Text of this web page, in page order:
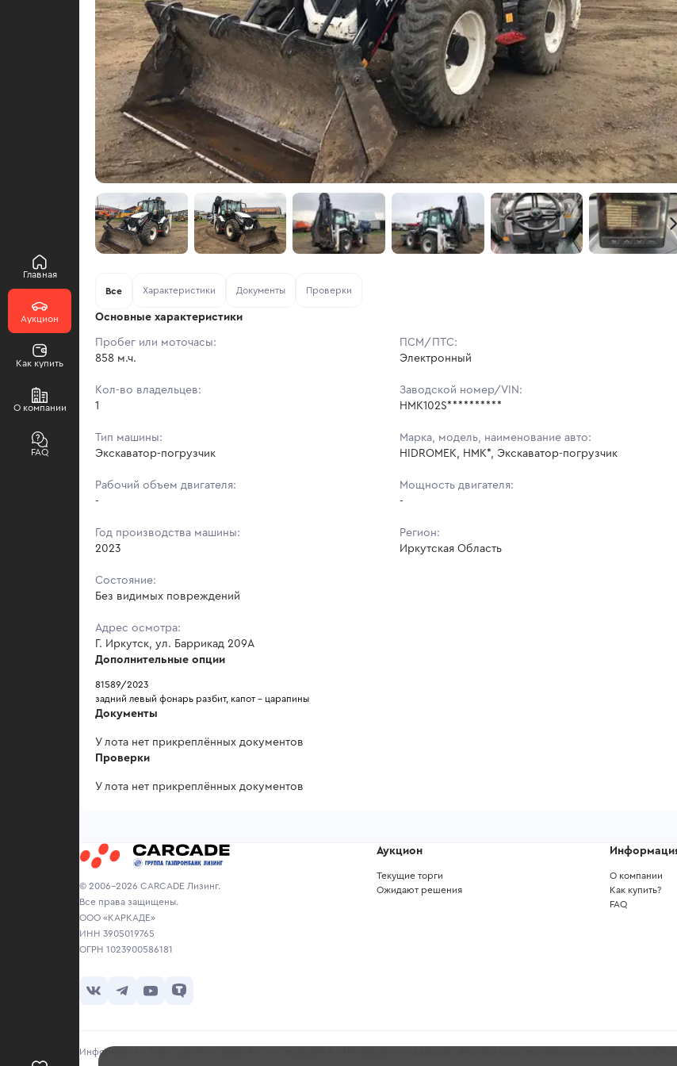
Главная
Аукцион
Как купить
О компании
FAQ
Все Характеристики Документы Проверки
Основные характеристики
Пробег или моточасы:
858 м.ч.
ПСМ/ПТС:
Электронный
Кол-во владельцев:
1
Заводской номер/VIN:
HMK102S**********
Тип машины:
Экскаватор-погрузчик
Марка, модель, наименование авто:
HIDROMEK, HMK*, Экскаватор-погрузчик
Рабочий объем двигателя:
-
Мощность двигателя:
-
Год производства машины:
2023
Регион:
Иркутская Область
Состояние:
Без видимых повреждений
Адрес осмотра:
Г. Иркутск, ул. Баррикад 209А
Дополнительные опции
81589/2023
задний левый фонарь разбит, капот - царапины
Документы
У лота нет прикреплённых документов
Проверки
У лота нет прикреплённых документов
© 2006-2026 CARCADE Лизинг.
Все права защищены.
ООО «КАРКАДЕ»
ИНН 3905019765
ОГРН 1023900586181
Аукцион
Текущие торги
Ожидают решения
О компании
Как купить?
FAQ
Информация о транспортном средстве, участвующем в «Автоаукционе», включая сведения о его техническом состоянии,